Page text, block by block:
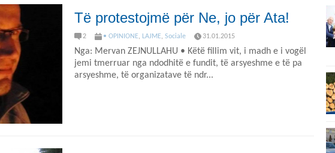
Të protestojmë për Ne, jo për Ata!
2 • OPINIONE, LAJME, Sociale 31.01.2015
Nga: Mervan ZEJNULLAHU • Këtë fillim vit, i madh e i vogël
jemi tmerruar nga ndodhitë e fundit, të arsyeshme e të pa
arsyeshme, të organizatave të ndr...